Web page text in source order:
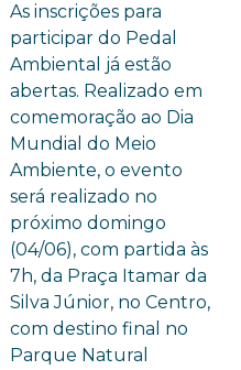
As inscrições para
participar do Pedal
Ambiental já estão
abertas. Realizado em
comemoração ao Dia
Mundial do Meio
Ambiente, o evento
será realizado no
próximo domingo
(04/06), com partida às
7h, da Praça Itamar da
Silva Júnior, no Centro,
com destino final no
Parque Natural